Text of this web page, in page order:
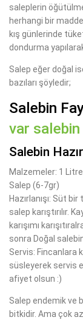
saleplerin
herhangi bir
kış günlerinde
dondurma
Salep eğer doğal
bazıları şöyledir;
Salebin
var salebin
Salebin
Malzemeler: 1 Litre
Salep (6-7gr)
Hazırlanışı: Süt
salep karıştırılır.
karışımı
sonra Doğal
Servis: Fincanlara
süsleyerek servis
afiyet olsun :)
Salep endemik ve
bitkidir. Ama çok